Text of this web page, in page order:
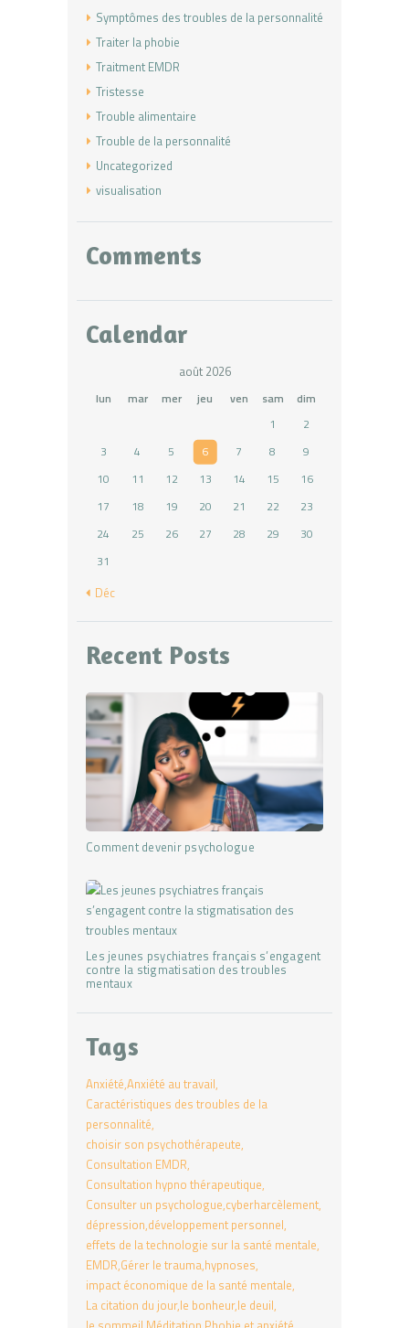
Symptômes des troubles de la personnalité
Traiter la phobie
Traitment EMDR
Tristesse
Trouble alimentaire
Trouble de la personnalité
Uncategorized
visualisation
Comments
Calendar
août 2026
lun mar mer jeu ven sam
dim
1
2
3
4 5 6 7 8
9
10
11 12 13 14 15
16
17
18 19 20 21 22
23
24
25 26 27 28 29
30
31
« Déc
Recent Posts
Comment devenir psychologue
Les jeunes psychiatres français s’engagent
contre la stigmatisation des troubles
mentaux
Tags
Anxiété Anxiété au travail
Caractéristiques des troubles de la
personnalité
choisir son psychothérapeute
Consultation EMDR
Consultation hypno thérapeutique
Consulter un psychologue cyberharcèlement
dépression développement personnel
effets de la technologie sur la santé mentale
EMDR Gérer le trauma hypnoses
impact économique de la santé mentale
La citation du jour le bonheur le deuil